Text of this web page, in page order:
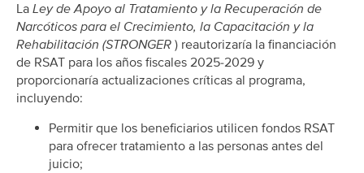
La Ley de Apoyo al Tratamiento y la Recuperación de
Narcóticos para el Crecimiento, la Capacitación y la
Rehabilitación (STRONGER ) reautorizaría la financiación
de RSAT para los años fiscales 2025-2029 y
proporcionaría actualizaciones críticas al programa,
incluyendo:
Permitir que los beneficiarios utilicen fondos RSAT
para ofrecer tratamiento a las personas antes del
juicio;